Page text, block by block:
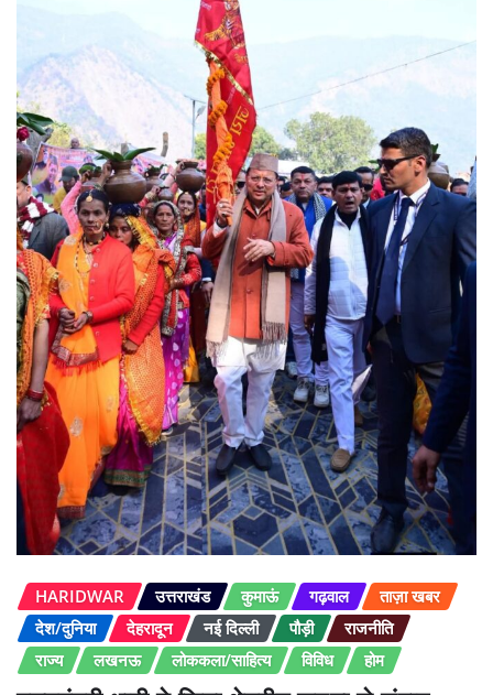
HARIDWAR उत्तराखंड कुमाऊं गढ़वाल
ताज़ा खबर
देश/दुनिया
देहरादून नई दिल्ली पौड़ी
राजनीति
राज्य
लखनऊ लोककला/साहित्य विविध होम